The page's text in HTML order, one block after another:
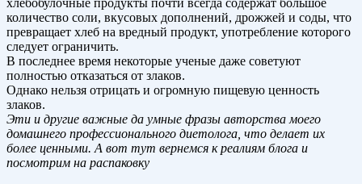
хлебобулочные продукты почти всегда содержат большое
количество соли, вкусовых дополнений, дрожжей и соды, что
превращает хлеб на вредный продукт, употребление которого
следует ограничить.
В последнее время некоторые ученые даже советуют
полностью отказаться от злаков.
Однако нельзя отрицать и огромную пищевую ценность
злаков.
Эти и другие важные да умные фразы авторства моего
домашнего профессионального диетолога, что делает их
более ценными. А вот тут вернемся к реалиям блога и
посмотрим на распаковку